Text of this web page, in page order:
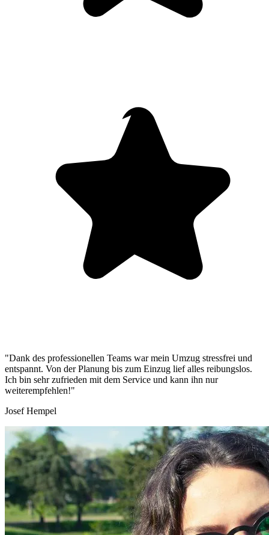
"Dank des professionellen Teams war mein Umzug stressfrei und
entspannt. Von der Planung bis zum Einzug lief alles reibungslos.
Ich bin sehr zufrieden mit dem Service und kann ihn nur
weiterempfehlen!"
Josef Hempel